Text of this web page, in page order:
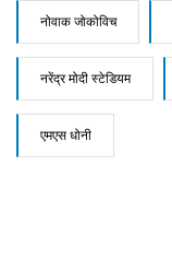
नोवाक जोकोविच
नरेंद्र मोदी स्टेडियम
एमएस धोनी